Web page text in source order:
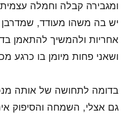
ומגבירה קבלה וחמלה
יש בה משהו מעודד,
אחריות ולהמשיך להתאמן
ושאני פחות מיומן בו כרגע
בדומה לתחושה של אותה
גם אצלי, השמחה והסיפוק